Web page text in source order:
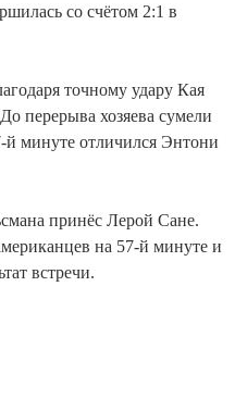
со счётом 2:1 в
точному удару Кая
перерыва хозяева сумели
й минуте отличился Энтони
принёс Лерой Сане.
на 57-й минуте и
встречи.